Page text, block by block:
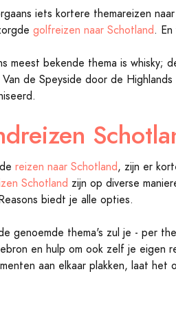
iets kortere themareizen
golfreizen naar Schotland.
meest bekende thema is whisky;
de Speyside door de
reizen naar Schotland, zijn er
Schotland zijn op diverse
biedt je alle opties.
genoemde thema's zul je - per
en hulp om ook zelf je eigen
aan elkaar plakken, laat het